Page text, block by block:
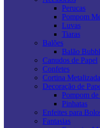
Perucas
Pompom
Luvas
Tiaras
Balões
Balão
Canudos de Papel
Confetes
Cortina Metalizada
Decoração de
Pompom
Pinhatas
Enfeites para
Fantasias